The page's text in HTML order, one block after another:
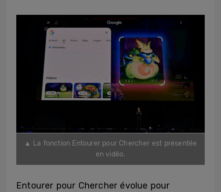
▲ La fonction Entourer pour Chercher est présentée
en vidéo.
Entourer pour Chercher évolue pour